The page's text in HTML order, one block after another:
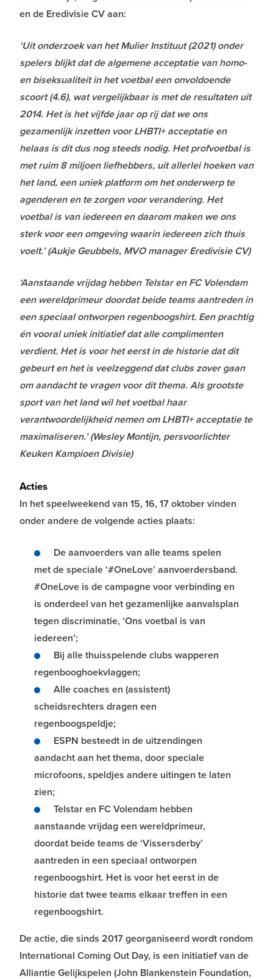
en de Eredivisie CV aan:
‘Uit onderzoek van het Mulier Instituut (2021) onder
spelers blijkt dat de algemene acceptatie van homo-
en biseksualiteit in het voetbal een onvoldoende
scoort (4.6), wat vergelijkbaar is met de resultaten uit
2014. Het is het vijfde jaar op rij dat we ons
gezamenlijk inzetten voor LHBTI+ acceptatie en
helaas is dit dus nog steeds nodig. Het profvoetbal is
met ruim 8 miljoen liefhebbers, uit allerlei hoeken van
het land, een uniek platform om het onderwerp te
agenderen en te zorgen voor verandering. Het
voetbal is van iedereen en daarom maken we ons
sterk voor een omgeving waarin iedereen zich thuis
voelt.’ (Aukje Geubbels, MVO manager Eredivisie CV)
‘Aanstaande vrijdag hebben Telstar en FC Volendam
een wereldprimeur doordat beide teams aantreden in
een speciaal ontworpen regenboogshirt. Een prachtig
én vooral uniek initiatief dat alle complimenten
verdient. Het is voor het eerst in de historie dat dit
gebeurt en het is veelzeggend dat clubs zover gaan
om aandacht te vragen voor dit thema. Als grootste
sport van het land wil het voetbal haar
verantwoordelijkheid nemen om LHBTI+ acceptatie te
maximaliseren.’ (Wesley Montijn, persvoorlichter
Keuken Kampioen Divisie)
Acties
In het speelweekend van 15, 16, 17 oktober vinden
onder andere de volgende acties plaats:
De aanvoerders van alle teams spelen
met de speciale ‘#OneLove’ aanvoerdersband.
#OneLove is de campagne voor verbinding en
is onderdeel van het gezamenlijke aanvalsplan
tegen discriminatie, ‘Ons voetbal is van
iedereen’;
Bij alle thuisspelende clubs wapperen
regenbooghoekvlaggen;
Alle coaches en (assistent)
scheidsrechters dragen een
regenboogspeldje;
ESPN besteedt in de uitzendingen
aandacht aan het thema, door speciale
microfoons, speldjes andere uitingen te laten
zien;
Telstar en FC Volendam hebben
aanstaande vrijdag een wereldprimeur,
doordat beide teams de ‘Vissersderby’
aantreden in een speciaal ontworpen
regenboogshirt. Het is voor het eerst in de
historie dat twee teams elkaar treffen in een
regenboogshirt.
De actie, die sinds 2017 georganiseerd wordt rondom
International Coming Out Day, is een initiatief van de
Alliantie Gelijkspelen (John Blankenstein Foundation,